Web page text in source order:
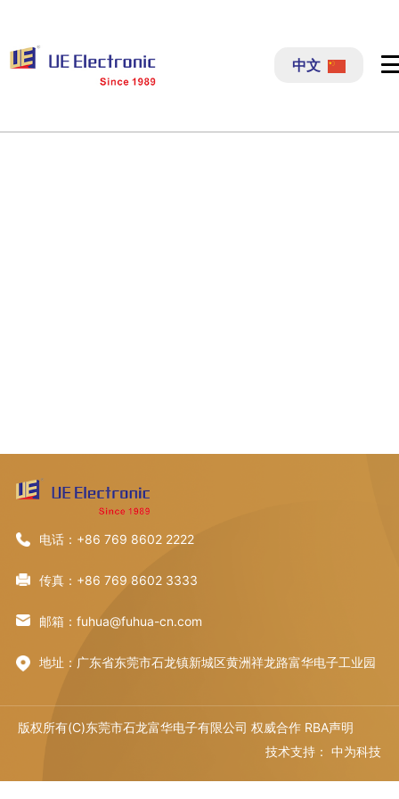
过
内
中文
电话：+86 769 8602 2222
传真：+86 769 8602 3333
邮箱：fuhua@fuhua-cn.com
地址：广东省东莞市石龙镇新城区黄洲祥龙路富华电子工业园
版权所有(C)东莞市石龙富华电子有限公司 权威合作 RBA声明
技术支持： 中为科技